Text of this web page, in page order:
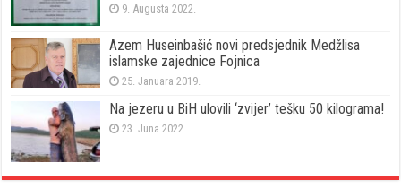
9. Augusta 2022.
Azem Huseinbašić novi predsjednik Medžlisa
islamske zajednice Fojnica
25. Januara 2019.
Na jezeru u BiH ulovili ‘zvijer’ tešku 50 kilograma!
23. Juna 2022.